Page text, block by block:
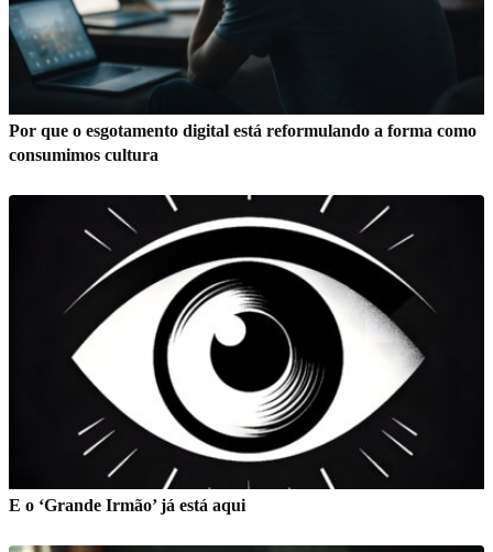
Por que o esgotamento digital está reformulando a forma como
consumimos cultura
E o ‘Grande Irmão’ já está aqui